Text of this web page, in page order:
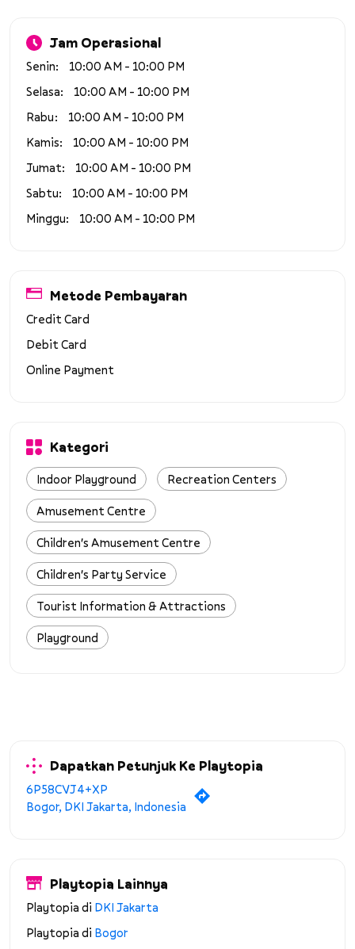
Jam Operasional
Senin
10:00 AM - 10:00 PM
Selasa
10:00 AM - 10:00 PM
Rabu
10:00 AM - 10:00 PM
Kamis
10:00 AM - 10:00 PM
Jumat
10:00 AM - 10:00 PM
Sabtu
10:00 AM - 10:00 PM
Minggu
10:00 AM - 10:00 PM
Metode Pembayaran
Credit Card
Debit Card
Online Payment
Kategori
Indoor Playground
Recreation Centers
Amusement Centre
Children's Amusement Centre
Children's Party Service
Tourist Information & Attractions
Playground
Dapatkan Petunjuk Ke Playtopia
6P58CVJ4+XP
Bogor, DKI Jakarta, Indonesia
Playtopia Lainnya
Playtopia di DKI Jakarta
Playtopia di Bogor